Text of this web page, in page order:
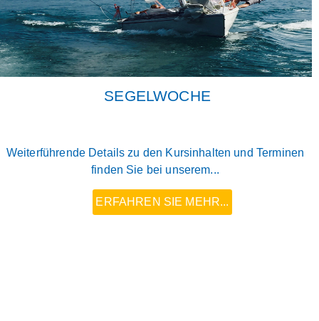
SEGELWOCHE
Weiterführende Details zu den Kursinhalten und Terminen
finden Sie bei unserem...
ERFAHREN SIE MEHR...